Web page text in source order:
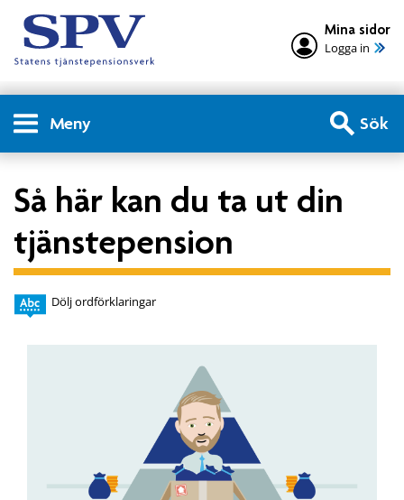
Mina sidor
Logga in
Meny Sök
Så här kan du ta ut din
tjänstepension
Dölj ordförklaringar